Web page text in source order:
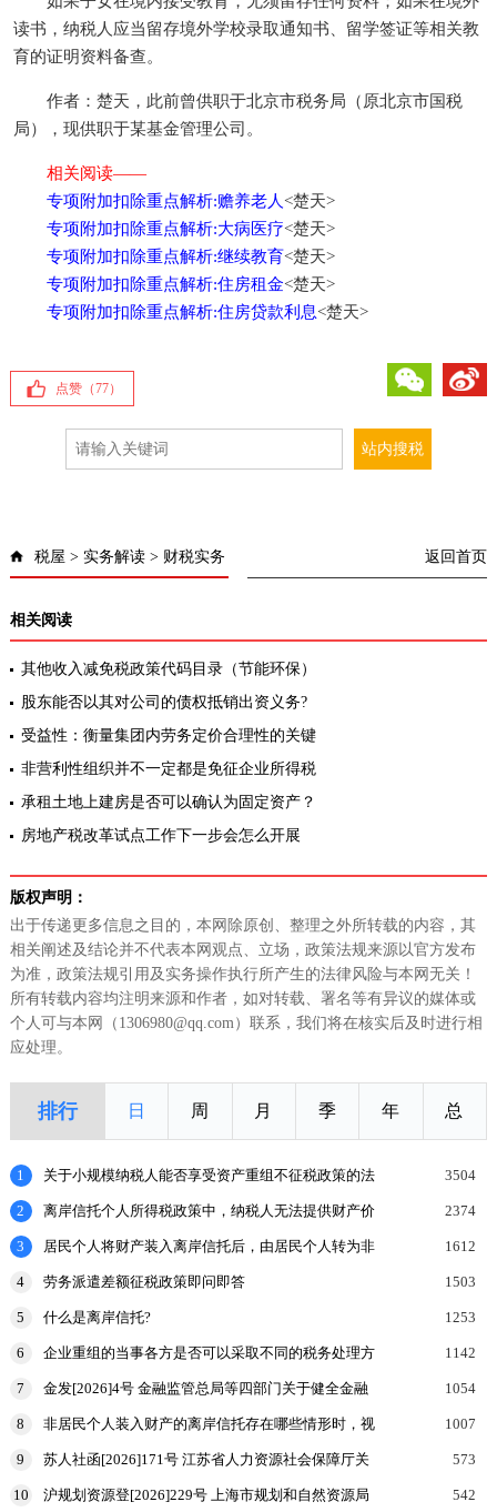
读书，纳税人应当留存境外学校录取通知书、留学签证等相关教
育的证明资料备查。
作者：楚天，此前曾供职于北京市税务局（原北京市国税
局），现供职于某基金管理公司。
相关阅读——
专项附加扣除重点解析:赡养老人<楚天>
专项附加扣除重点解析:大病医疗<楚天>
专项附加扣除重点解析:继续教育<楚天>
专项附加扣除重点解析:住房租金<楚天>
专项附加扣除重点解析:住房贷款利息<楚天>
点赞（77）
税屋 > 实务解读> 财税实务 返回首页
相关阅读
其他收入减免税政策代码目录（节能环保）
股东能否以其对公司的债权抵销出资义务?
受益性：衡量集团内劳务定价合理性的关键
非营利性组织并不一定都是免征企业所得税
承租土地上建房是否可以确认为固定资产？
房地产税改革试点工作下一步会怎么开展
版权声明：
出于传递更多信息之目的，本网除原创、整理之外所转载的内容，其
相关阐述及结论并不代表本网观点、立场，政策法规来源以官方发布
为准，政策法规引用及实务操作执行所产生的法律风险与本网无关！
所有转载内容均注明来源和作者，如对转载、署名等有异议的媒体或
个人可与本网（1306980@qq.com）联系，我们将在核实后及时进行相
应处理。
排行 日 周 月 季 年 总
1
关于小规模纳税人能否享受资产重组不征税政策的法
3504
2
离岸信托个人所得税政策中，纳税人无法提供财产价
2374
3
居民个人将财产装入离岸信托后，由居民个人转为非
申报表和涉
1612
4 劳务派遣差额征税政策即问即答 1503
5 什么是离岸信托? 1253
6
企业重组的当事各方是否可以采取不同的税务处理方
1142
7
金发[2026]4号 金融监管总局等四部门关于健全金融
1054
8
非居民个人装入财产的离岸信托存在哪些情形时，视
规定申报
1007
9
苏人社函[2026]171号 江苏省人力资源社会保障厅关
573
10
沪规划资源登[2026]229号 上海市规划和自然资源局
542